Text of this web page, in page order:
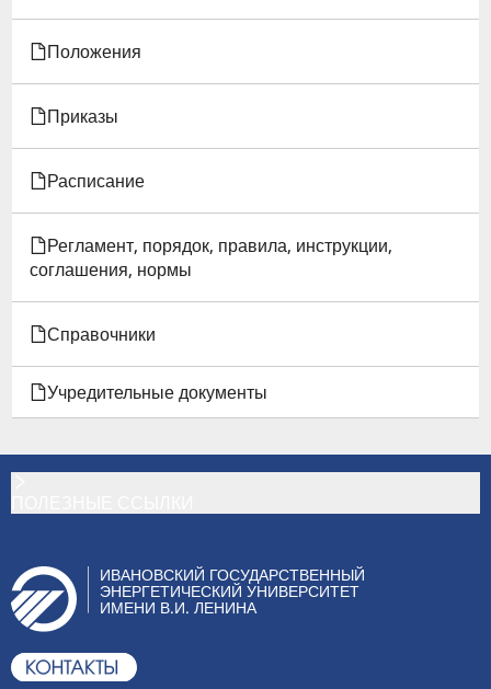
Положения
Приказы
Расписание
Регламент, порядок, правила, инструкции,
соглашения, нормы
Справочники
Учредительные документы
ИВАНОВСКИЙ ГОСУДАРСТВЕННЫЙ
ЭНЕРГЕТИЧЕСКИЙ УНИВЕРСИТЕТ
ИМЕНИ В.И. ЛЕНИНА